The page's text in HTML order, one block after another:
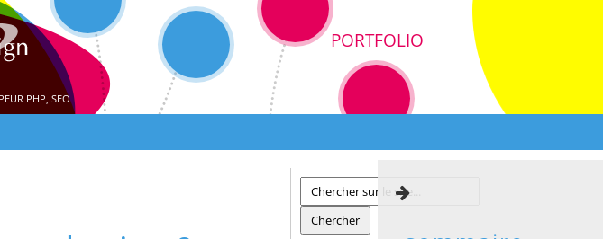
PORTFOLIO
PHP, SEO